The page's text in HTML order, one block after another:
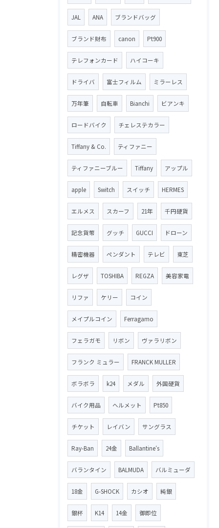
JAL ANA ブランドバッグ
ブランド財布 canon Pt900
テレフォンカード ハイコーキ
ドライバ 富士フィルム ミラーレス
万年筆 自転車 Bianchi ビアンキ
ロードバイク チェレステカラー
Tiffany & Co. ティファニー
ティファニーブルー Tiffany アップル
apple Switch スイッチ HERMES
エルメス スカーフ 21年 千円硬貨
記念貨幣 グッチ GUCCI ドローン
精密機器 ペンダント テレビ 東芝
レグザ TOSHIBA REGZA 美容家電
リファ ケリー コイン
メイプルコイン Ferragamo
フェラガモ リボン ヴァラリボン
フランク ミュラー FRANCK MULLER
ボラボラ k24 メダル 外国硬貨
バイク用品 ヘルメット Pt850
チケット レイバン サングラス
Ray-Ban 24金 Ballantine′s
バランタイン BALMUDA バルミューダ
18金 G-SHOCK カシオ 純銀
銀杯 K14 14金 御即位